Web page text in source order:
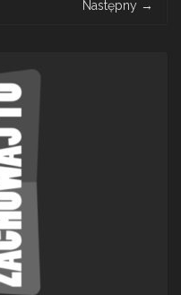
Następny →